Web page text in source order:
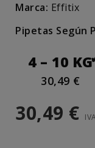
Marca: Effitix
Pipetas Según
4 – 10 KG
30,49 €
30,49 €